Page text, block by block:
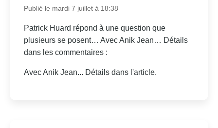
Publié le mardi 7 juillet à 18:38
Patrick Huard répond à une question que
plusieurs se posent… Avec Anik Jean… Détails
dans les commentaires :
Avec Anik Jean... Détails dans l'article.